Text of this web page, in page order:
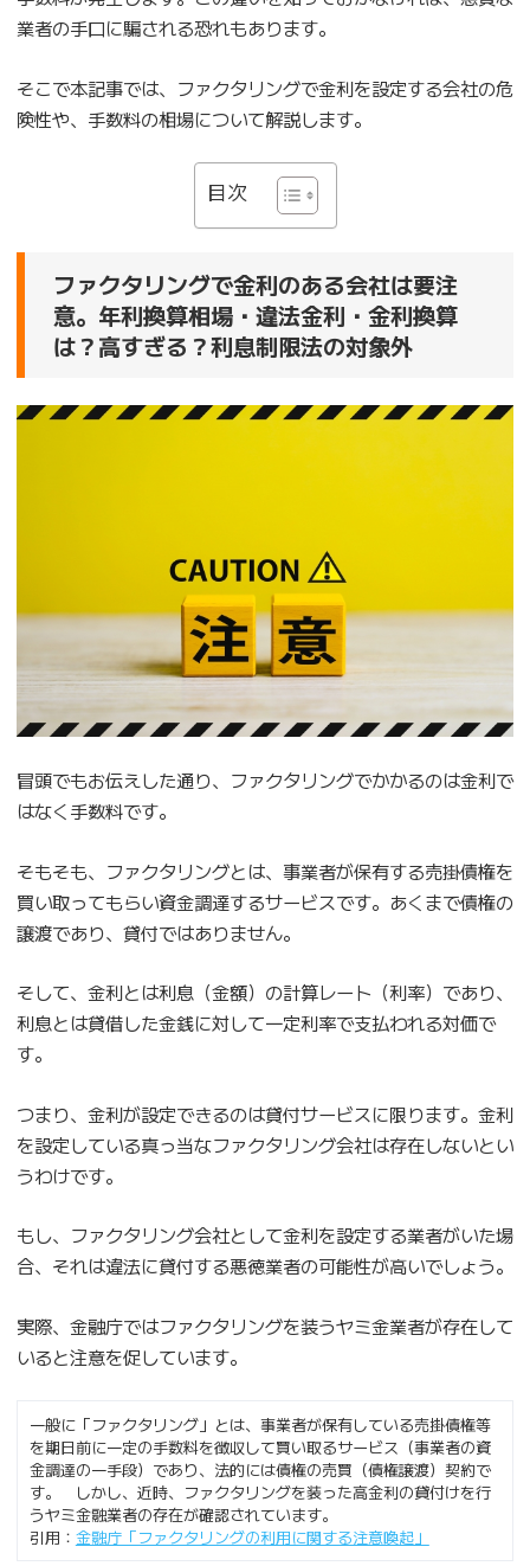
業者の手口に騙される恐れもあります。
そこで本記事では、ファクタリングで金利を設定する会社の危
険性や、手数料の相場について解説します。
目次
ファクタリングで金利のある会社は要注
意。年利換算相場・違法金利・金利換算
は？高すぎる？利息制限法の対象外
冒頭でもお伝えした通り、ファクタリングでかかるのは金利で
はなく手数料です。
そもそも、ファクタリングとは、事業者が保有する売掛債権を
買い取ってもらい資金調達するサービスです。あくまで債権の
譲渡であり、貸付ではありません。
そして、金利とは利息（金額）の計算レート（利率）であり、
利息とは貸借した金銭に対して一定利率で支払われる対価で
す。
つまり、金利が設定できるのは貸付サービスに限ります。金利
を設定している真っ当なファクタリング会社は存在しないとい
うわけです。
もし、ファクタリング会社として金利を設定する業者がいた場
合、それは違法に貸付する悪徳業者の可能性が高いでしょう。
実際、金融庁ではファクタリングを装うヤミ金業者が存在して
いると注意を促しています。
一般に「ファクタリング」とは、事業者が保有している売掛債権等
を期日前に一定の手数料を徴収して買い取るサービス（事業者の資
金調達の一手段）であり、法的には債権の売買（債権譲渡）契約で
す。 しかし、近時、ファクタリングを装った高金利の貸付けを行
うヤミ金融業者の存在が確認されています。
引用： 金融庁「ファクタリングの利用に関する注意喚起」